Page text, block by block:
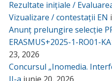
Rezultate inițiale /
Vizualizare / contestații EN
Anunț prelungire selecție
ERASMUS+2025-1-RO01-
23, 2026
Concursul „Inomedia.